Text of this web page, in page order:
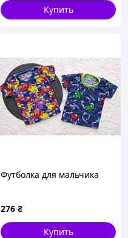
Купить
Футболка для мальчика
276 ₴
Купить